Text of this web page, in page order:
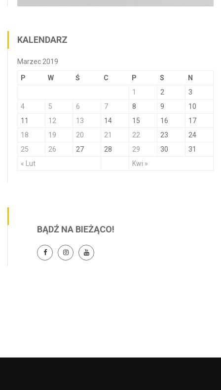
KALENDARZ
Marzec 2019
P W Ś C P S N
« Lut Kwi »
1 2
3
4
5 6 7 8 9
10
11
12 13 14 15 16
17
18
19 20 21 22 23
24
25
26 27 28 29 30 31
BĄDŹ NA BIEŻĄCO!